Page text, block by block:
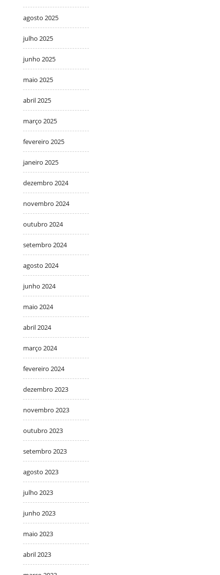
agosto 2025
julho 2025
junho 2025
maio 2025
abril 2025
março 2025
fevereiro 2025
janeiro 2025
dezembro 2024
novembro 2024
outubro 2024
setembro 2024
agosto 2024
junho 2024
maio 2024
abril 2024
março 2024
fevereiro 2024
dezembro 2023
novembro 2023
outubro 2023
setembro 2023
agosto 2023
julho 2023
junho 2023
maio 2023
abril 2023